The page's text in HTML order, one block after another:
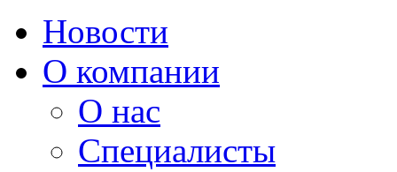
Новости
О компании
О нас
Специалисты